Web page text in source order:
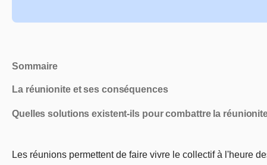
Sommaire
La réunionite et ses conséquences
Quelles solutions existent-ils pour combattre la
Les réunions permettent de faire vivre le collectif à l'heure